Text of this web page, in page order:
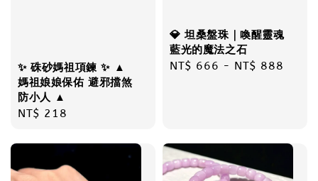
✨ 硃砂媽祖項鍊 ✨ ▲
媽祖娘娘保佑 避邪擋煞
防小人 ▲
Regular
NT$ 218
💎 坦桑盤珠｜喚醒靈魂
藍光的魔法之石
Regular
NT$ 666 - NT$ 888